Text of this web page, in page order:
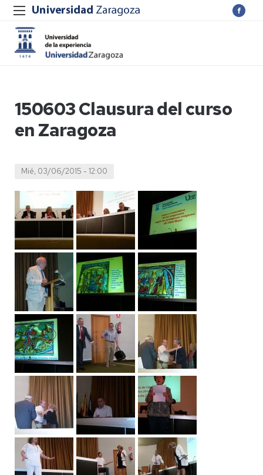
150603 Clausura del curso
en Zaragoza
Mié, 03/06/2015 - 12:00